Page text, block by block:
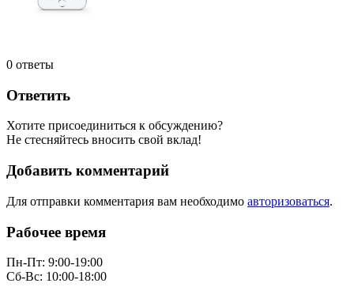
0 ответы
Ответить
Хотите присоединиться к обсуждению?
Не стесняйтесь вносить свой вклад!
Добавить комментарий
Для отправки комментария вам необходимо авторизоваться.
Рабочее время
Пн-Пт: 9:00-19:00
Сб-Вс: 10:00-18:00